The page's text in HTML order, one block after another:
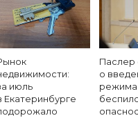
июль
Екатеринбурге
Паслер
о
режима